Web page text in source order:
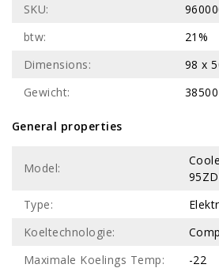
SKU:
btw:
21%
Dimensions:
98 x
Gewicht:
38500
General properties
Model:
Type:
Koeltechnologie:
Maximale Koelings Temp:
-22